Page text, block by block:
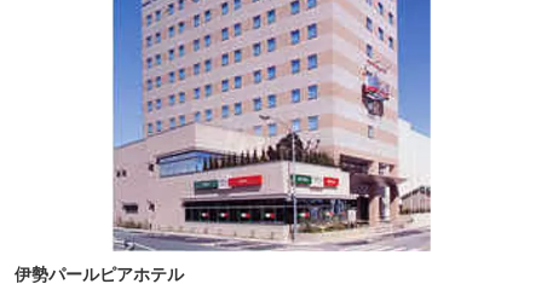
伊勢パールピアホテル